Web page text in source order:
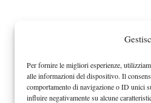
Per fornire le migliori esperienze,
alle informazioni del dispositivo. Il
comportamento di navigazione o ID unici
influire negativamente su alcune